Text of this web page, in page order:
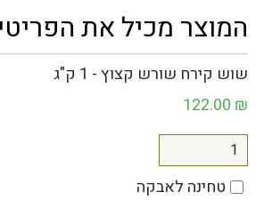
המוצר מכיל את
שוש קירח שורש קצוץ - 1 ק"ג
122.00 ₪
טחינה לאבקה